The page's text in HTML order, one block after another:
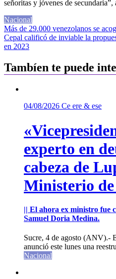
señoritas y jóvenes de
Nacional
Navegación
de
Más de 29.000 venezolanos se
Cepal calificó de inviable la
en 2023
Tambíen te puede
04/08/2026 Ce ere & ese
experto en
cabeza de
Ministerio
|| El ahora ex ministro fue
Samuel Doria Medina.
Sucre, 4 de agosto (ANV).-
anunció este lunes una
Nacional